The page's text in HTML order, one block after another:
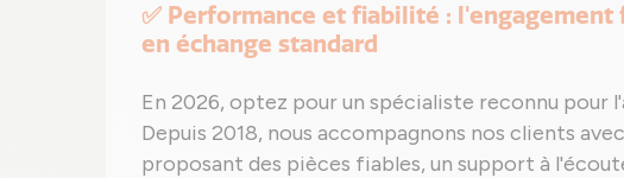
✅ Performance et fiabilité : l'engagement
en échange standard
En 2026, optez pour un spécialiste reconnu pour
Depuis 2018, nous accompagnons nos clients
proposant des pièces fiables, un support à